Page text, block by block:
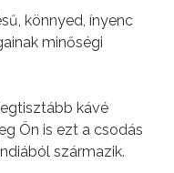
könnyed, ínyenc
minőségi
kávé
Ön is ezt a csodás
származik.